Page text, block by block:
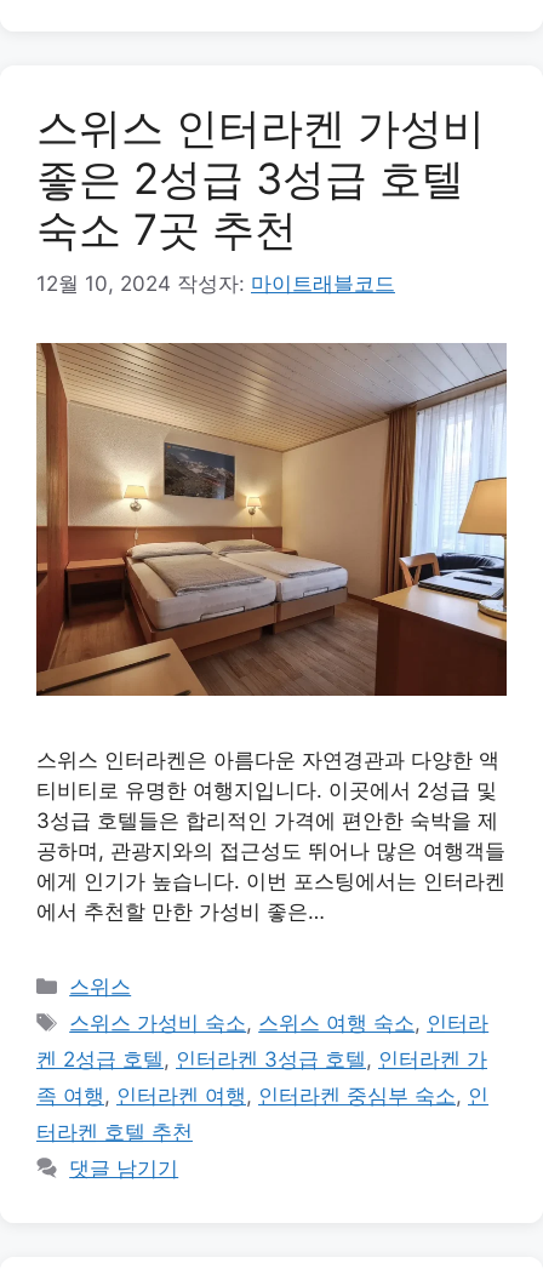
스위스 인터라켄 가성비
좋은 2성급 3성급 호텔
숙소 7곳 추천
12월 10, 2024 작성자: 마이트래블코드
스위스 인터라켄은 아름다운 자연경관과 다양한 액
티비티로 유명한 여행지입니다. 이곳에서 2성급 및
3성급 호텔들은 합리적인 가격에 편안한 숙박을 제
공하며, 관광지와의 접근성도 뛰어나 많은 여행객들
에게 인기가 높습니다. 이번 포스팅에서는 인터라켄
에서 추천할 만한 가성비 좋은…
카
테
리
스위스
태
그
스위스 가성비 숙소, 스위스 여행 숙소, 인터라
켄 2성급 호텔 , 인터라켄 3성급 호텔 , 인터라켄 가
족 여행 , 인터라켄 여행 , 인터라켄 중심부 숙소, 인
터라켄 호텔 추천
댓글 남기기